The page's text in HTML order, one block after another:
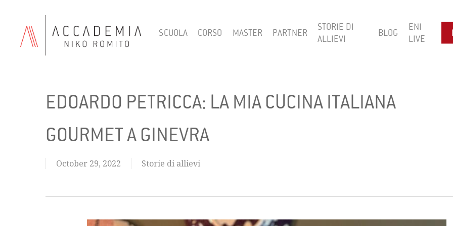
SCUOLA CORSO MASTER PARTNER
STORIE DI
ALLIEVI
BLOG
ENI
LIVE
EDOARDO PETRICCA: LA MIA CUCINA ITALIANA
GOURMET A GINEVRA
October 29, 2022 Storie di allievi